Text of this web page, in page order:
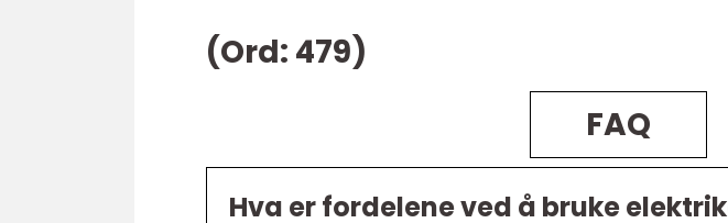
(Ord: 479)
FAQ
Hva er fordelene ved å bruke